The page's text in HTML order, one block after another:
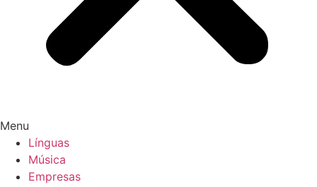
Menu
Línguas
Música
Empresas